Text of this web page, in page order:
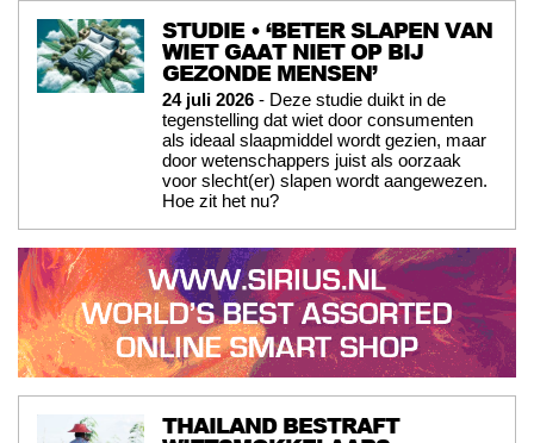
STUDIE • ‘BETER SLAPEN VAN
WIET GAAT NIET OP BIJ
GEZONDE MENSEN’
24 juli 2026 - Deze studie duikt in de
tegenstelling dat wiet door consumenten
als ideaal slaapmiddel wordt gezien, maar
door wetenschappers juist als oorzaak
voor slecht(er) slapen wordt aangewezen.
Hoe zit het nu?
THAILAND BESTRAFT